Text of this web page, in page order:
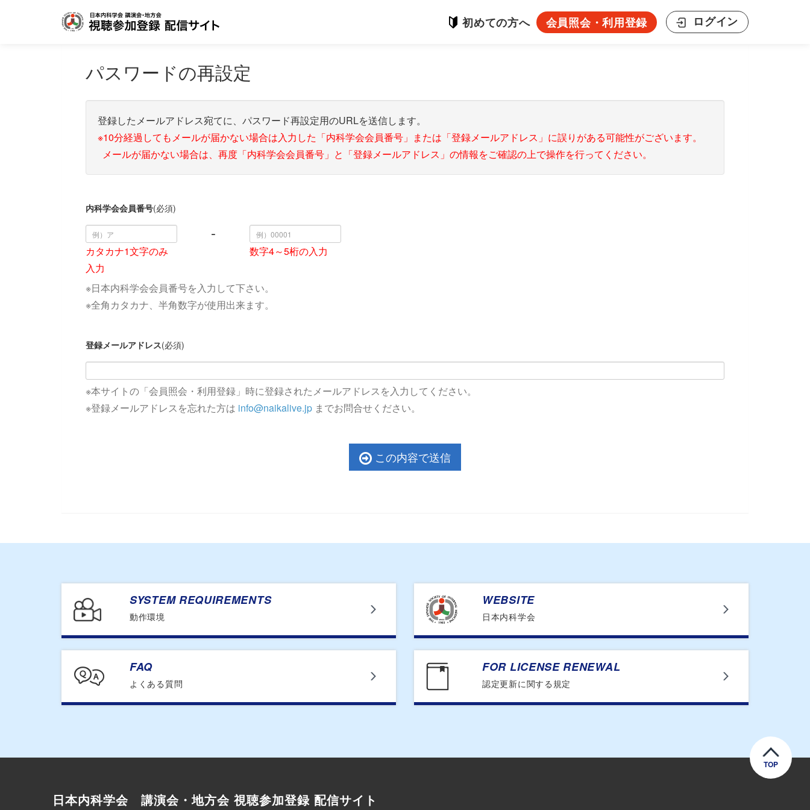
初めての方へ 会員照会・利用登録 ログイン
パスワードの再設定
登録したメールアドレス宛てに、パスワード再設定用のURLを送信します。
※10分経過してもメールが届かない場合は入力した「内科学会会員番号」または「登録メールアドレス」に誤りがある可能性がございます。
メールが届かない場合は、再度「内科学会会員番号」と「登録メールアドレス」の情報をご確認の上で操作を行ってください。
内科学会会員番号(必須)
カタカナ1文字のみ
入力
-
数字4～5桁の入力
※日本内科学会会員番号を入力して下さい。
※全角カタカナ、半角数字が使用出来ます。
登録メールアドレス(必須)
※本サイトの「会員照会・利用登録」時に登録されたメールアドレスを入力してください。
※登録メールアドレスを忘れた方は info@naikalive.jp までお問合せください。
この内容で送信
SYSTEM REQUIREMENTS
動作環境
WEBSITE
日本内科学会
FAQ
よくある質問
FOR LICENSE RENEWAL
認定更新に関する規定
TOP
日本内科学会 講演会・地方会 視聴参加登録 配信サイト